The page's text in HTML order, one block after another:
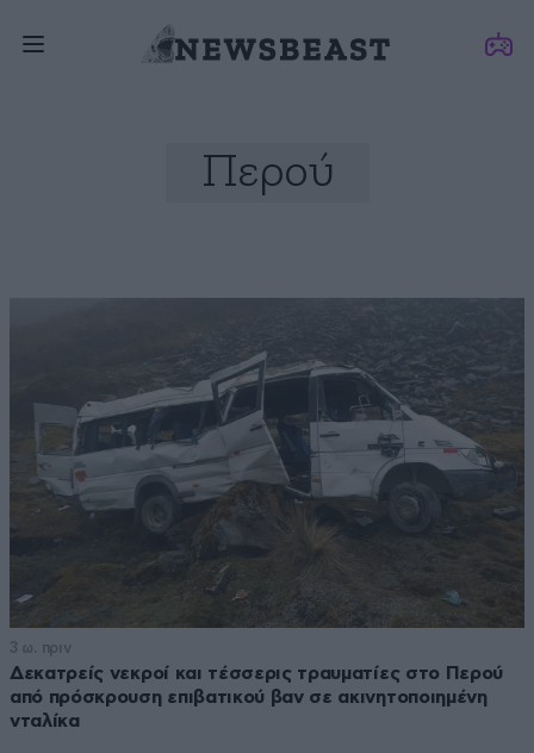
Περού
3 ω. πριν
Δεκατρείς νεκροί και τέσσερις τραυματίες στο Περού
από πρόσκρουση επιβατικού βαν σε ακινητοποιημένη
νταλίκα